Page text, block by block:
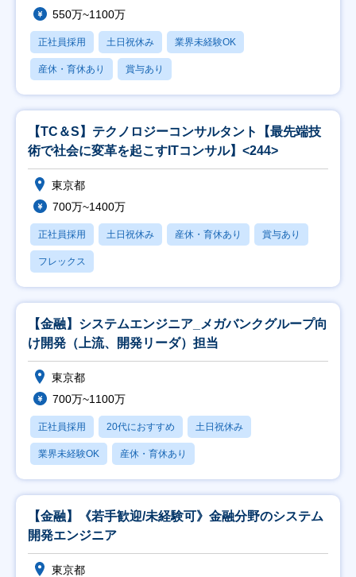
550万~1100万
正社員採用 土日祝休み 業界未経験OK
産休・育休あり 賞与あり
【TC＆S】テクノロジーコンサルタント【最先端技
術で社会に変革を起こすITコンサル】<244>
東京都
700万~1400万
正社員採用 土日祝休み 産休・育休あり 賞与あり
フレックス
【金融】システムエンジニア_メガバンクグループ向
け開発（上流、開発リーダ）担当
東京都
700万~1100万
正社員採用 20代におすすめ 土日祝休み
業界未経験OK 産休・育休あり
【金融】《若手歓迎/未経験可》金融分野のシステム
開発エンジニア
東京都